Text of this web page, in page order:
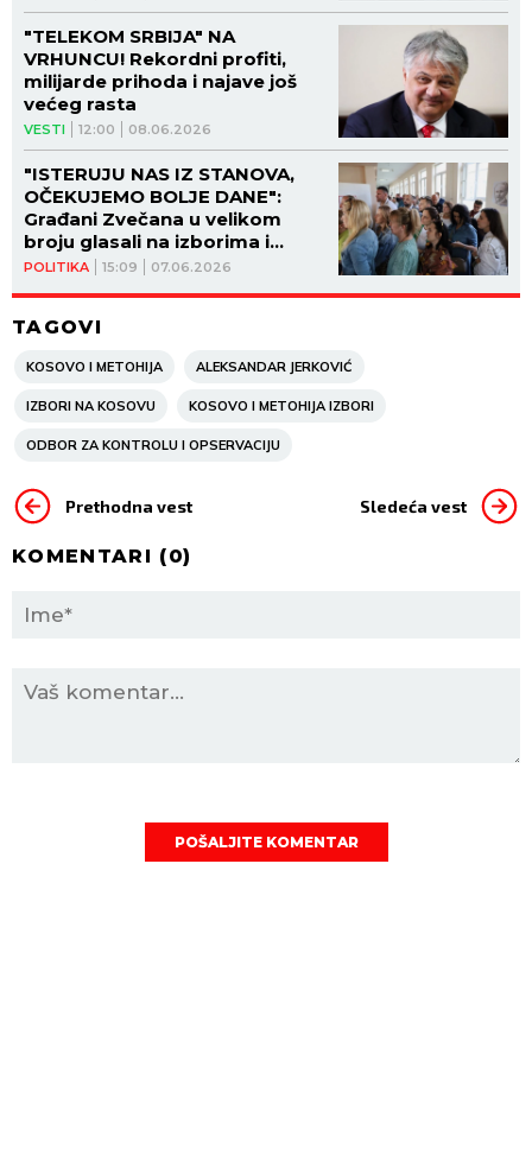
VESTI 12:00 08.06.2026
"TELEKOM SRBIJA" NA
VRHUNCU! Rekordni profiti,
milijarde prihoda i najave još
većeg rasta
POLITIKA 15:09 07.06.2026
"ISTERUJU NAS IZ STANOVA,
OČEKUJEMO BOLJE DANE":
Građani Zvečana u velikom
broju glasali na izborima i
IMAJU SAMO JEDNU ŽELJU
TAGOVI
KOSOVO I METOHIJA ALEKSANDAR JERKOVIĆ
IZBORI NA KOSOVU KOSOVO I METOHIJA IZBORI
ODBOR ZA KONTROLU I OPSERVACIJU
Prethodna vest Sledeća vest
KOMENTARI (0)
POŠALJITE KOMENTAR